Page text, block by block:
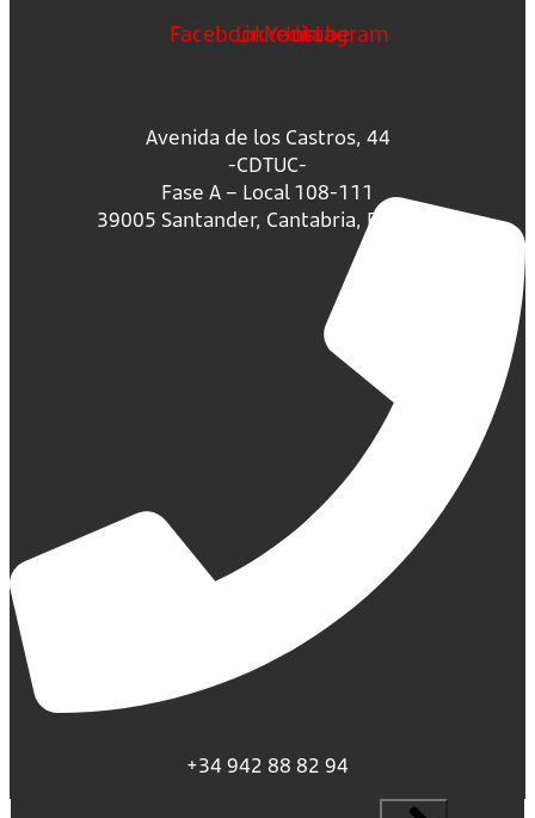
FacebookLinkedin
Youtube
Instagram
Avenida de los Castros, 44
-CDTUC-
Fase A – Local 108-111
39005 Santander, Cantabria, España.
+34 942 88 82 94